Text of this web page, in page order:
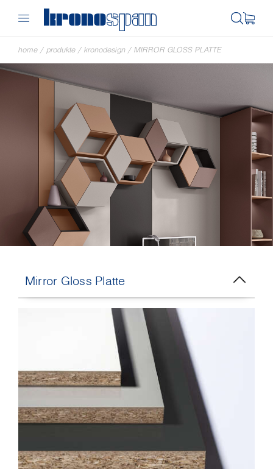
home / produkte / kronodesign / MIRROR GLOSS PLATTE
Mirror Gloss Platte